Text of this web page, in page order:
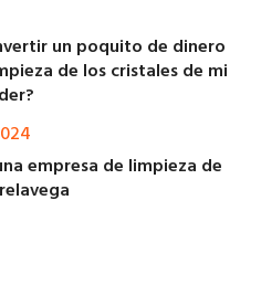
un poquito de dinero
de los cristales de mi
empresa de limpieza de